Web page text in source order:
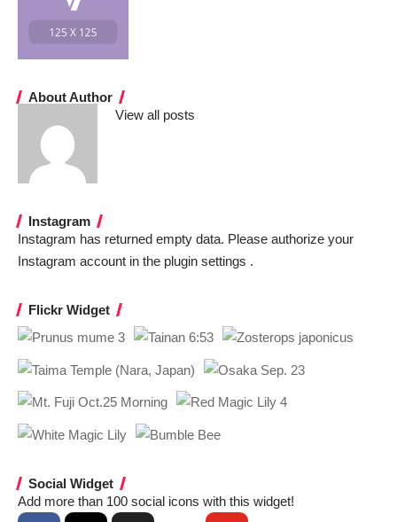
About Author
View all posts
Instagram
Instagram has returned empty data. Please authorize your
Instagram account in the plugin settings .
Flickr Widget
Social Widget
Add more than 100 social icons with this widget!